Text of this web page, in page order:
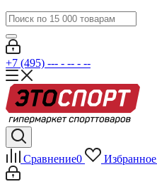
+7 (495) --- - -- - --
Сравнение0 Избранное